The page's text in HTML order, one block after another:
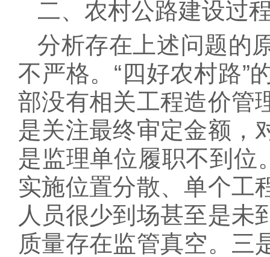
二、农村公路建设过
分析存在上述问题的
不严格。“四好农村路”
部没有相关工程造价管
是关注最终审定金额，
是监理单位履职不到位
实施位置分散、单个工
人员很少到场甚至是未
质量存在监管真空。三